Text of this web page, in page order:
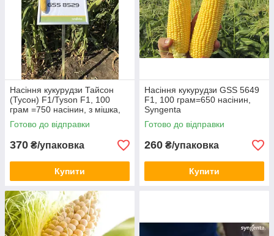
Насіння кукурудзи Тайсон
(Тусон) F1/Tyson F1, 100
грам =750 насінин, з мішка,
Syngenta
Готово до відправки
370 ₴/упаковка
Купити
Насіння кукурудзи GSS 5649
F1, 100 грам=650 насінин,
Syngenta
Готово до відправки
260 ₴/упаковка
Купити